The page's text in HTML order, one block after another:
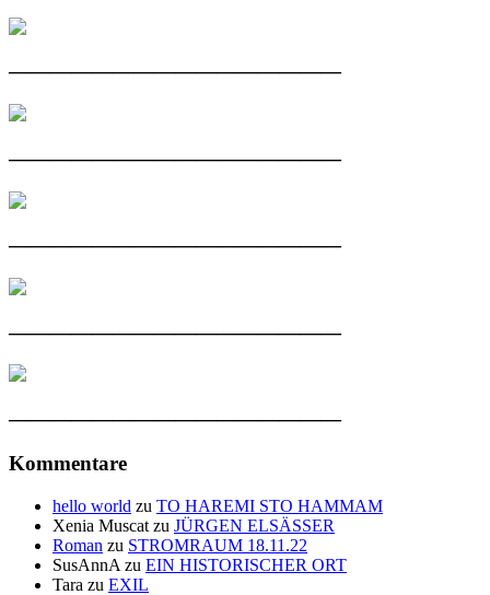
————————————————
————————————————
————————————————
————————————————
————————————————
Kommentare
hello world zu TO HAREMI STO HAMMAM
Xenia Muscat zu JÜRGEN ELSÄSSER
Roman zu STROMRAUM 18.11.22
SusAnnA zu EIN HISTORISCHER ORT
Tara zu EXIL